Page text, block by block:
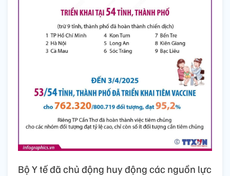
Bộ Y tế đã chủ động huy động các nguồn lực